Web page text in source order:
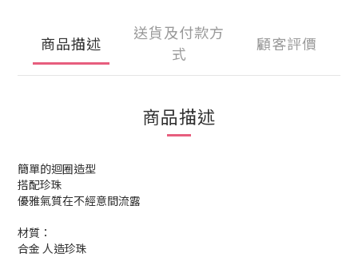
商品描述
送貨及付款方
式
顧客評價
商品描述
簡單的迴圈造型
搭配珍珠
優雅氣質在不經意間流露
材質：
合金 人造珍珠